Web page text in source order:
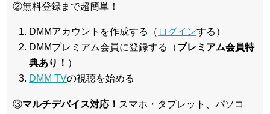
②無料登録まで超簡単！
DMMアカウントを作成する（ ログインする）
DMMプレミアム会員に登録する（プレミアム会員特
典あり！ ）
DMM TVの視聴を始める
③マルチデバイス対応！ スマホ・タブレット、パソコ